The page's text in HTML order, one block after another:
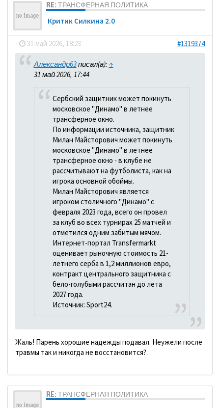
RE: ТРАНСФЕРНАЯ ПОЛИТИКА
Критик Силкина 2.0
- 31 май 2026, 18:23 #1319374
Александр63писал(а): ↑
31 май 2026, 17:44
Сербский защитник может покинуть
московское "Динамо" в летнее
трансферное окно.
По информации источника, защитник
Милан Майсторович может покинуть
московское "Динамо" в летнее
трансферное окно - в клубе не
рассчитывают на футболиста, как на
игрока основной обоймы.
Милан Майсторович является
игроком столичного "Динамо" с
февраля 2023 года, всего он провел
за клуб во всех турнирах 25 матчей и
отметился одним забитым мячом.
Интернет-портал Transfermarkt
оценивает рыночную стоимость 21-
летнего серба в 1,2 миллионов евро,
контракт центрального защитника с
бело-голубыми рассчитан до лета
2027 года.
Источник: Sport24.
Жаль! Парень хорошие надежды подавал. Неужели после
травмы так и никогда не восстановится?.
RE: ТРАНСФЕРНАЯ ПОЛИТИКА